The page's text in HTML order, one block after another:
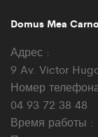
Domus Mea
Адрес :
9 Av. Victor
Номер
04 93 72 38 48
Время работы :